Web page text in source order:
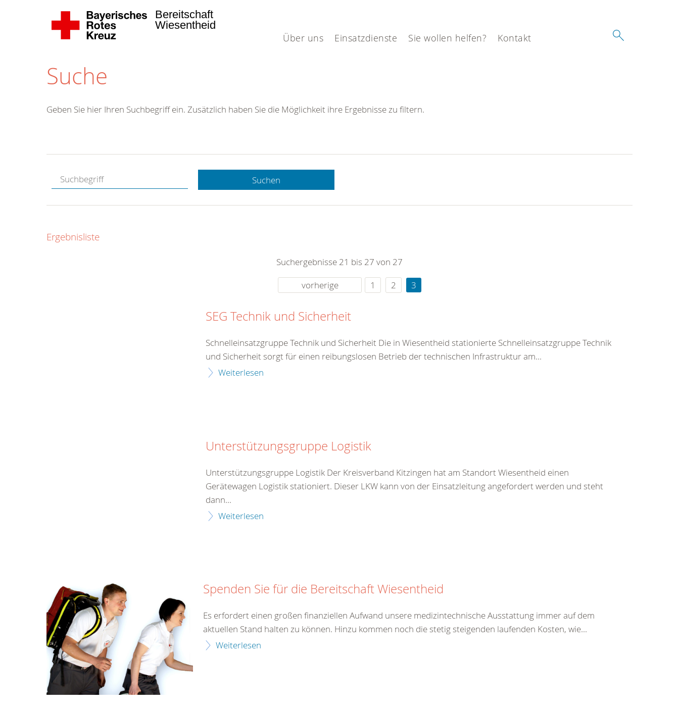
Über uns Einsatzdienste Sie wollen helfen? Kontakt
Bereitschaft
Wiesentheid
Suche
Hotline.
gerne.
Geben Sie hier Ihren Suchbegriff ein. Zusätzlich haben Sie die Möglichkeit ihre Ergebnisse zu filtern.
Suchen
Ergebnisliste
Suchergebnisse 21 bis 27 von 27
vorherige
1 2 3
SEG Technik und Sicherheit
Schnelleinsatzgruppe Technik und Sicherheit Die in Wiesentheid stationierte Schnelleinsatzgruppe Technik
und Sicherheit sorgt für einen reibungslosen Betrieb der technischen Infrastruktur am...
Weiterlesen
Unterstützungsgruppe Logistik
Unterstützungsgruppe Logistik Der Kreisverband Kitzingen hat am Standort Wiesentheid einen
Gerätewagen Logistik stationiert. Dieser LKW kann von der Einsatzleitung angefordert werden und steht
dann...
Weiterlesen
Spenden Sie für die Bereitschaft Wiesentheid
Es erfordert einen großen finanziellen Aufwand unsere medizintechnische Ausstattung immer auf dem
aktuellen Stand halten zu können. Hinzu kommen noch die stetig steigenden laufenden Kosten, wie...
Weiterlesen